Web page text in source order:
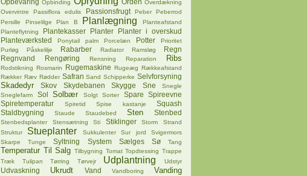
Opbinding
Overdækning
Overvintre
Passiflora edulis Passionsfrugt Peber
Peberrod
Persille
Pinselilge Plan B Planlægning
Planteafstand
Planteflytning
Plantekasser Planter
Planter i overskud
Planteværksted
Ponytail palm Porcelæn Potter
Prioritet
Purløg
Påskelilje Rabarber Radiator Ramsløg
Regn
Regnvand
Rengøring Rensning Reparation Ribs
Rodstikning Rosmarin Rugemaskine Rugeæg Rækkeafstand
Rækker Ræv Rødder Safran Sand Schipperke Selvforsyning
Skadedyr Skov Skydebanen Skygge Sne
Snegle
Sneglefarm
Sol Solbær Solgt Sorter Spare
Spireevne
Spiretemperatur
Spiretid Spise kastanje
Squash
Staldbygning
Staude Staudebed Sten Stenbed
Stenbedsplanter Stensætning Sti Stiklinger Storm
Strand
Struktur
Stueplanter Sukkulenter Sur jord
Svigermors
Skarpe Tunge
Syltning System Sælges Sø Tang
Temperatur Til Salg Tilbygning Tomat Topdtessing Trappe
Træk
Tulipan Tørring Tørvejr Udplantning Udstyr
Udvaskning Ukrudt Vand Vandboring Vanding